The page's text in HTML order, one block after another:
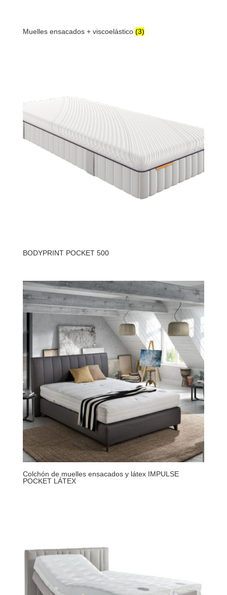
Muelles ensacados + viscoelástico (3)
BODYPRINT POCKET 500
Colchón de muelles ensacados y látex IMPULSE
POCKET LÁTEX